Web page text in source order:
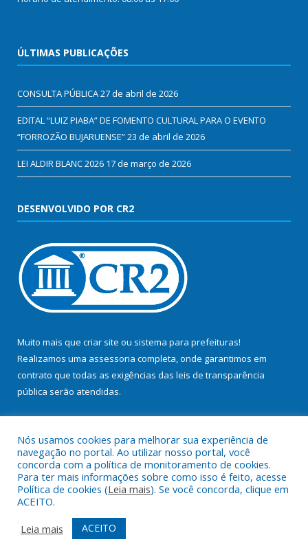
ÚLTIMAS PUBLICAÇÕES
CONSULTA PÚBLICA27 de abril de 2026
EDITAL “LUIZ PIABA” DE FOMENTO CULTURAL PARA O EVENTO
“FORROZÃO BUJARUENSE”23 de abril de 2026
LEI ALDIR BLANC 2026 17 de março de 2026
DESENVOLVIDO POR CR2
Muito mais que criar site ou sistema para prefeituras!
Realizamos uma assessoria completa, onde garantimos em
contrato que todas as exigências das leis de transparência
pública serão atendidas.
Todos os direitos reservados a Prefeitura Municipal de Bujaru.
Mapa do Site
Acessar Área Administrativa
Acessar Webmail
Nós usamos cookies para melhorar sua experiência de
navegação no portal. Ao utilizar nosso portal, você
concorda com a política de monitoramento de cookies.
Para ter mais informações sobre como isso é feito, acesse
Política de cookies (Leia mais). Se você concorda, clique em
ACEITO.
Leia mais
ACEITO